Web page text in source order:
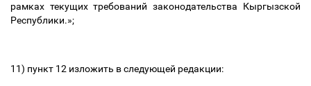
рамках текущих требований законодательства Кыргызской
Республики.»;
11) пункт 12 изложить в следующей редакции: